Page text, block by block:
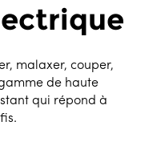
malaxer, couper,
de haute
qui répond à